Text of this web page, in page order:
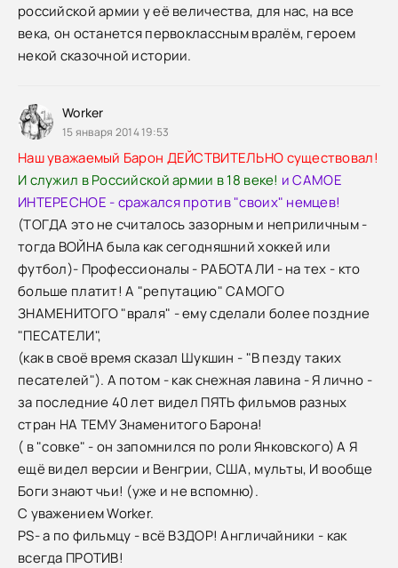
российской армии у её величества, для нас, на все
века, он останется первоклассным вралём, героем
некой сказочной истории.
Worker
15 января 2014 19:53
Наш уважаемый Барон ДЕЙСТВИТЕЛЬНО существовал!
И служил в Российской армии в 18 веке! и САМОЕ
ИНТЕРЕСНОЕ - сражался против "своих" немцев!
(ТОГДА это не считалось зазорным и неприличным -
тогда ВОЙНА была как сегодняшний хоккей или
футбол)- Профессионалы - РАБОТАЛИ - на тех - кто
больше платит! А "репутацию" САМОГО
ЗНАМЕНИТОГО "враля" - ему сделали более поздние
"ПЕСАТЕЛИ",
(как в своё время сказал Шукшин - "В пезду таких
песателей"). А потом - как снежная лавина - Я лично -
за последние 40 лет видел ПЯТЬ фильмов разных
стран НА ТЕМУ Знаменитого Барона!
( в "совке" - он запомнился по роли Янковского) А Я
ещё видел версии и Венгрии, США, мульты, И вообще
Боги знают чьи! (уже и не вспомню).
С уважением Worker.
PS- а по фильмцу - всё ВЗДОР! Англичайники - как
всегда ПРОТИВ!